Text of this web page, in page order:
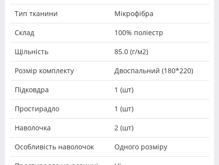
Тип тканини Мікрофібра
Склад 100% поліестр
Щільність 85.0 (г/м2)
Розмір комплекту Двоспальний (180*220)
Підковдра 1 (шт)
Простирадло 1 (шт)
Наволочка 2 (шт)
Особливість наволочок Одного розміру